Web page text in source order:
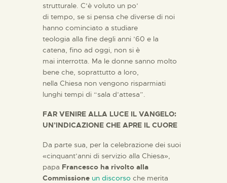
strutturale. C’è voluto un po’
di tempo, se si pensa che diverse di noi
hanno cominciato a studiare
teologia alla fine degli anni ’60 e la
catena, fino ad oggi, non si è
mai interrotta. Ma le donne sanno molto
bene che, soprattutto a loro,
nella Chiesa non vengono risparmiati
lunghi tempi di “sala d’attesa”.
FAR VENIRE ALLA LUCE IL VANGELO:
UN’INDICAZIONE CHE APRE IL CUORE
Da parte sua, per la celebrazione dei suoi
«cinquant’anni di servizio alla Chiesa»,
papa Francesco ha rivolto alla
Commissione un discorso che merita